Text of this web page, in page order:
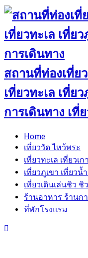
สถานที่ท่องเที่ย
เที่ยวทะเล เที่ย
การเดินทาง เ
Home
เที่ยววัด ไหว้พระ
เที่ยวทะเล เที่ยวเก
เที่ยวภูเขา เที่ยวน้
เที่ยวเดินเล่นชิว ชิว
ร้านอาหาร ร้านก
ที่พักโรงแรม